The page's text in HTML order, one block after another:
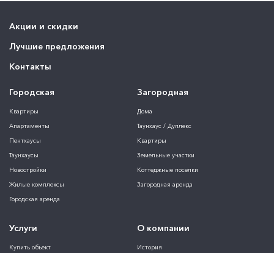
Акции и скидки
Лучшие предложения
Контакты
Городская
Квартиры
Апартаменты
Пентхаусы
Таунхаусы
Новостройки
Жилые комплексы
Городская аренда
Загородная
Дома
Таунхаус / Дуплекс
Квартиры
Земельные участки
Коттеджные поселки
Загородная аренда
Услуги
Купить объект
О компании
История